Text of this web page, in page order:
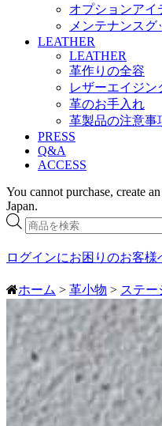
オプションアイ
メンテナンスグ
LEATHER
LEATHER
革作りの全容
レザーエイジン
革のお手入れ
革製品の注意事
PRESS
Q&A
ACCESS
You cannot purchase, create
Japan.
商
品
検
ログインにお困りのお客様
ホーム > 革小物 > ステー